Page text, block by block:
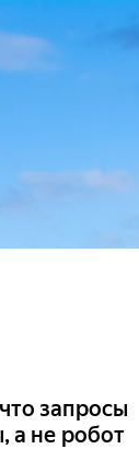
запросы
а не робот